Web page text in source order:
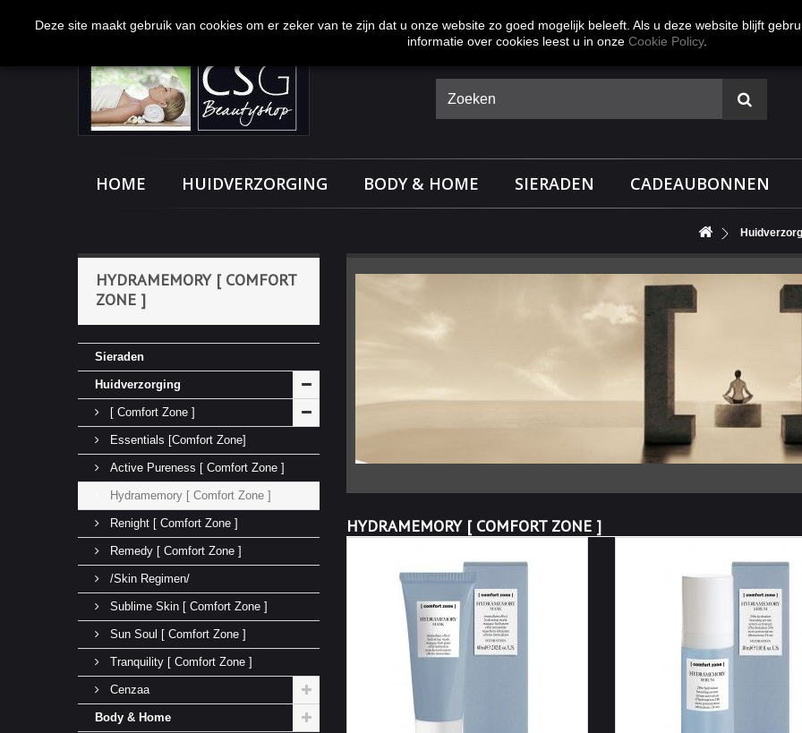
HOME HUIDVERZORGING BODY & HOME SIERADEN CADEAUBONNEN
HYDRAMEMORY [ COMFORT
ZONE ]
Sieraden
Huidverzorging
[ Comfort Zone ]
Essentials [Comfort Zone]
Active Pureness [ Comfort Zone ]
Hydramemory [ Comfort Zone ]
Renight [ Comfort Zone ]
Remedy [ Comfort Zone ]
/Skin Regimen/
Sublime Skin [ Comfort Zone ]
Sun Soul [ Comfort Zone ]
Tranquility [ Comfort Zone ]
Cenzaa
Body & Home
HYDRAMEMORY [ COMFORT ZONE ]
Deze site maakt gebruik van cookies om er zeker van te zijn dat u onze website zo goed mogelijk beleeft. Als u deze website blijft
informatie over cookies leest u in onze Cookie Policy.